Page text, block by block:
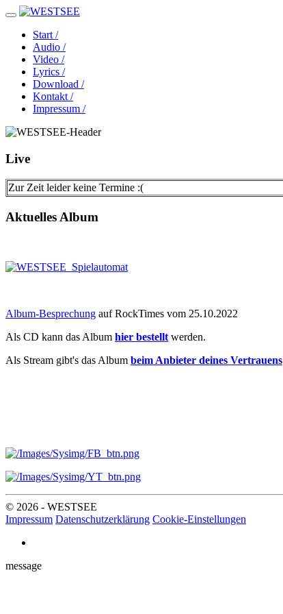
Start /
Audio /
Video /
Lyrics /
Download /
Kontakt /
Impressum /
Live
Zur Zeit leider keine Termine :(
Aktuelles Album
Album-Besprechung auf RockTimes vom 25.10.2022
Als CD kann das Album hier bestellt werden.
Als Stream gibt's das Album beim Anbieter deines Vertrauens
© 2026 - WESTSEE
Impressum Datenschutzerklärung Cookie-Einstellungen
message